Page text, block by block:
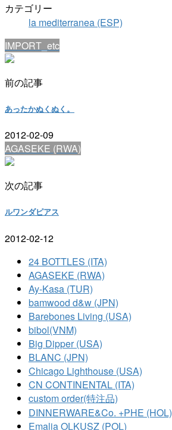
カテゴリー
la mediterranea (ESP)
IMPORT_etc
前の記事
あったかぬくぬく。
2012-02-09
AGASEKE (RWA)
次の記事
ルワンダピアス
2012-02-12
24 BOTTLES (ITA)
AGASEKE (RWA)
Ay-Kasa (TUR)
bamwood d&w (JPN)
Barebones Living (USA)
bibol(VNM)
Big Dipper (USA)
BLANC (JPN)
Chicago Lighthouse (USA)
CN CONTINENTAL (ITA)
custom order(特注品)
DINNERWARE&Co. +PHE (HOL)
Emalia OLKUSZ (POL)